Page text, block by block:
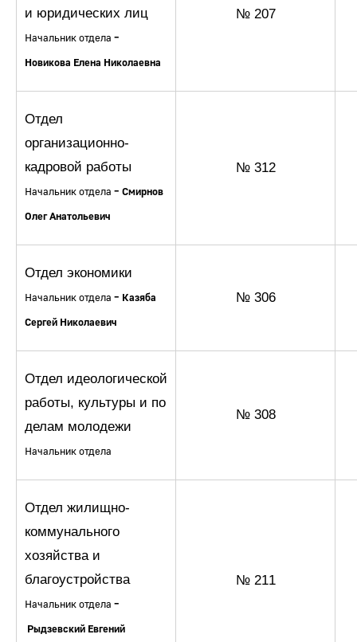
и юридических лиц
Начальник отдела –
Новикова Елена Николаевна
№ 207
Отдел
организационно-
кадровой работы
Начальник отдела – Смирнов
Олег Анатольевич
№ 312
Отдел экономики
Начальник отдела – Казяба
Сергей Николаевич
№ 306
Отдел идеологической
работы, культуры и по
делам молодежи
Начальник отдела
№ 308
Отдел жилищно-
коммунального
хозяйства и
благоустройства
Начальник отдела –
Рыдзевский Евгений
№ 211